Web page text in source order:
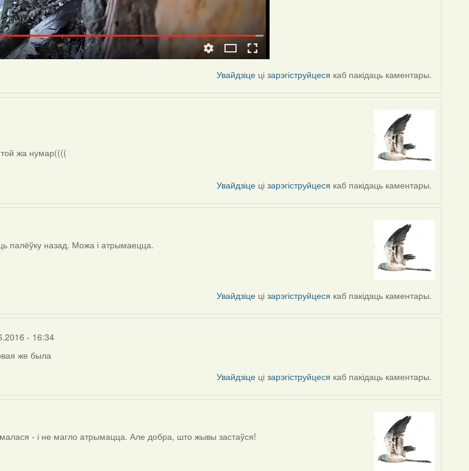
Увайдзіце цізарэгіструйцеся каб пакідаць каментары.
жа нумар((((
Увайдзіце цізарэгіструйцеся каб пакідаць каментары.
палёўку назад. Можа і атрымаецца.
Увайдзіце цізарэгіструйцеся каб пакідаць каментары.
- 16:34
же была
Увайдзіце цізарэгіструйцеся каб пакідаць каментары.
- і не магло атрымацца. Але добра, што жывы застаўся!